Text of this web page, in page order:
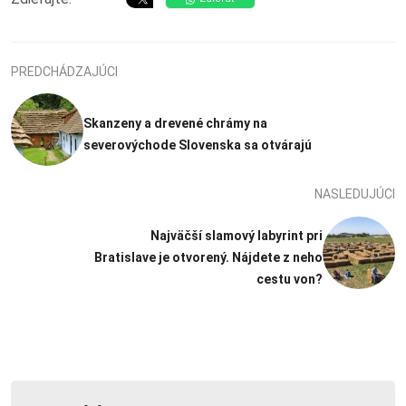
PREDCHÁDZAJÚCI
Skanzeny a drevené chrámy na
severovýchode Slovenska sa otvárajú
NASLEDUJÚCI
Najväčší slamový labyrint pri
Bratislave je otvorený. Nájdete z neho
cestu von?